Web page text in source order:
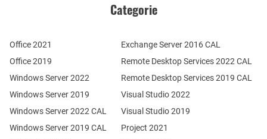
Categorie
Office 2021
Office 2019
Windows Server 2022
Windows Server 2019
Windows Server 2022 CAL
Windows Server 2019 CAL
Remote Desktop Services 2022 CAL
Remote Desktop Services 2019 CAL
Exchange Server 2016 CAL
Visual Studio 2022
Visual Studio 2019
Project 2021